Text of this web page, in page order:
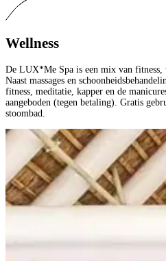
Wellness
De LUX*Me Spa is een mix van fitness,
Naast massages en
fitness, meditatie, kapper en de
aangeboden (tegen betaling). Gratis
stoombad.